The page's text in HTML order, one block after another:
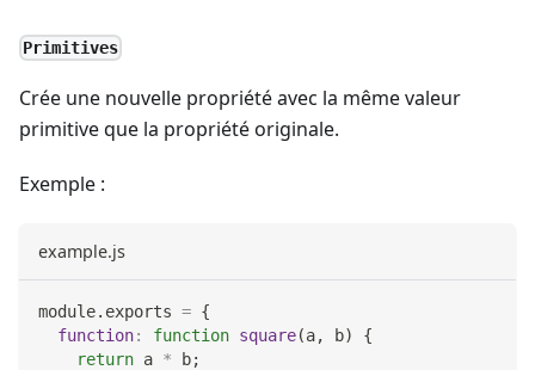
Primitives
Crée une nouvelle propriété avec la même valeur
primitive que la propriété originale.
Exemple :
example.js
module. exports = {
function: function square(a, b)
{
return a * b;